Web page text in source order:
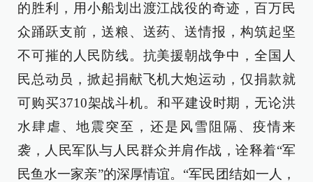
的胜利，用小船划出渡江战役的奇迹，百万民
众踊跃支前，送粮、送药、送情报，构筑起坚
不可摧的人民防线。抗美援朝战争中，全国人
民总动员，掀起捐献飞机大炮运动，仅捐款就
可购买3710架战斗机。和平建设时期，无论洪
水肆虐、地震突至，还是风雪阻隔、疫情来
袭，人民军队与人民群众并肩作战，诠释着“军
民鱼水一家亲”的深厚情谊。“军民团结如一人，